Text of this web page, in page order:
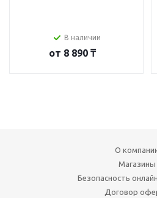
В наличии
от 8 890 ₸
О
Магазины
Безопасность
Договор